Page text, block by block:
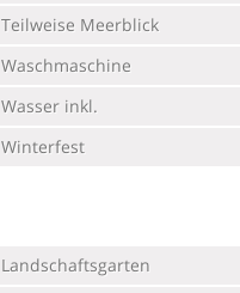
Teilweise Meerblick
Waschmaschine
Wasser inkl.
Winterfest
Landschaftsgarten